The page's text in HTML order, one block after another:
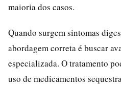
maioria dos casos.
Quando surgem sintomas
abordagem correta é buscar
especializada. O tratamento
uso de medicamentos